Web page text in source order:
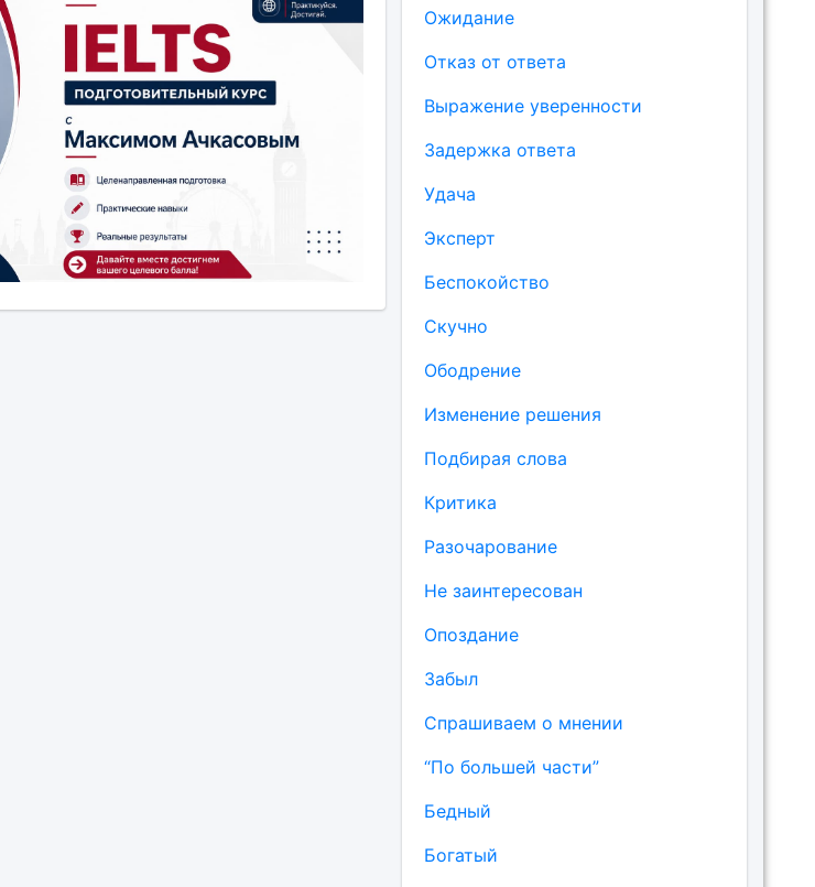
Ожидание
Отказ от ответа
Выражение уверенности
Задержка ответа
Удача
Эксперт
Беспокойство
Скучно
Ободрение
Изменение решения
Подбирая слова
Критика
Разочарование
Не заинтересован
Опоздание
Забыл
Спрашиваем о мнении
“По большей части”
Бедный
Богатый